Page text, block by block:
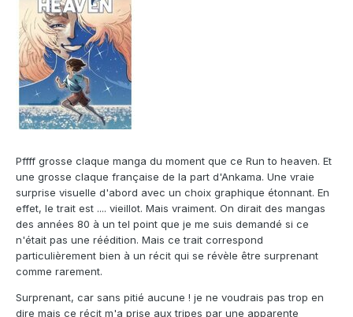
Pffff grosse claque manga du moment que ce Run to heaven. Et
une grosse claque française de la part d'Ankama. Une vraie
surprise visuelle d'abord avec un choix graphique étonnant. En
effet, le trait est .... vieillot. Mais vraiment. On dirait des mangas
des années 80 à un tel point que je me suis demandé si ce
n'était pas une réédition. Mais ce trait correspond
particulièrement bien à un récit qui se révèle être surprenant
comme rarement.
Surprenant, car sans pitié aucune ! je ne voudrais pas trop en
dire mais ce récit m'a prise aux tripes par une apparente